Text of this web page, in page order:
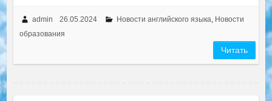
admin 26.05.2024 Новости английского языка, Новости
образования
Читать